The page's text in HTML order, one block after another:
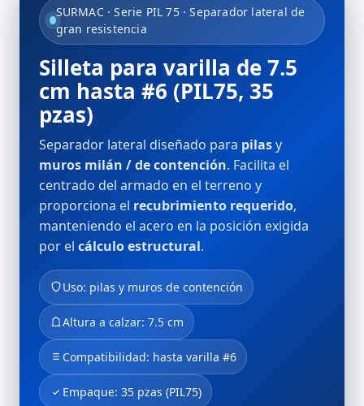
SURMAC · Serie PIL 75 · Separador lateral de
gran resistencia
Silleta para varilla de 7.5
cm hasta #6 (PIL75, 35
pzas)
Separador lateral diseñado para pilasy
muros milán / de contención. Facilita el
centrado del armado en el terreno y
proporciona el recubrimiento requerido,
manteniendo el acero en la posición exigida
por el cálculo estructural.
Uso: pilas y muros de contención
Altura a calzar: 7.5 cm
Compatibilidad: hasta varilla #6
Empaque: 35 pzas (PIL75)